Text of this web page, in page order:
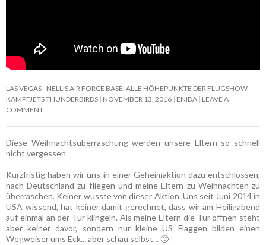
LAS VEGAS - NELLIS AIR FORCE BASE: ALLE HÖHEPUNKTE DER FLUGSHOW,
KAMPFJETS THUNDERBIRDS NOVEMBER 13, 2016 ENIDA LEAVE A
COMMENT
Diese Weihnachtsüberraschung werden unsere Eltern so schnell
nicht vergessen
Kurzfristig haben wir uns in einer Geheimaktion dazu entschlossen,
nach Deutschland zu fliegen und meine Eltern zu Weihnachten zu
überraschen. Keiner wusste von dieser Aktion. Uns seit Juni 2014 in
USA wissend, hat keiner damit gerechnet, dass wir am Heiligabend
auf einmal an der Tür klingeln. Als meine Eltern die Tür öffnen steht
aber keiner davor, sondern nur kleine US Flaggen bilden einen
Wegweiser ums Eck... aber schau selbst... 🙂